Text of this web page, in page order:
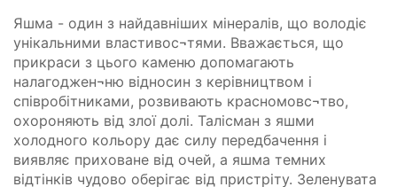
Яшма - один з найдавніших мінералів, що володіє
унікальними властивос¬тями. Вважається, що
прикраси з цього каменю допомагають
налагоджен¬ню відносин з керівництвом і
співробітниками, розвивають красномовс¬тво,
охороняють від злої долі. Талісман з яшми
холодного кольору дає силу передбачення і
виявляє приховане від очей, а яшма темних
відтінків чудово оберігає від пристріту. Зеленувата